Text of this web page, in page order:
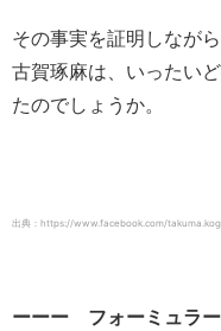
その事実を証明しなが
古賀琢麻は、いったい
たのでしょうか。
出典：https://www.facebook.com/
ーーー フォーミュラ